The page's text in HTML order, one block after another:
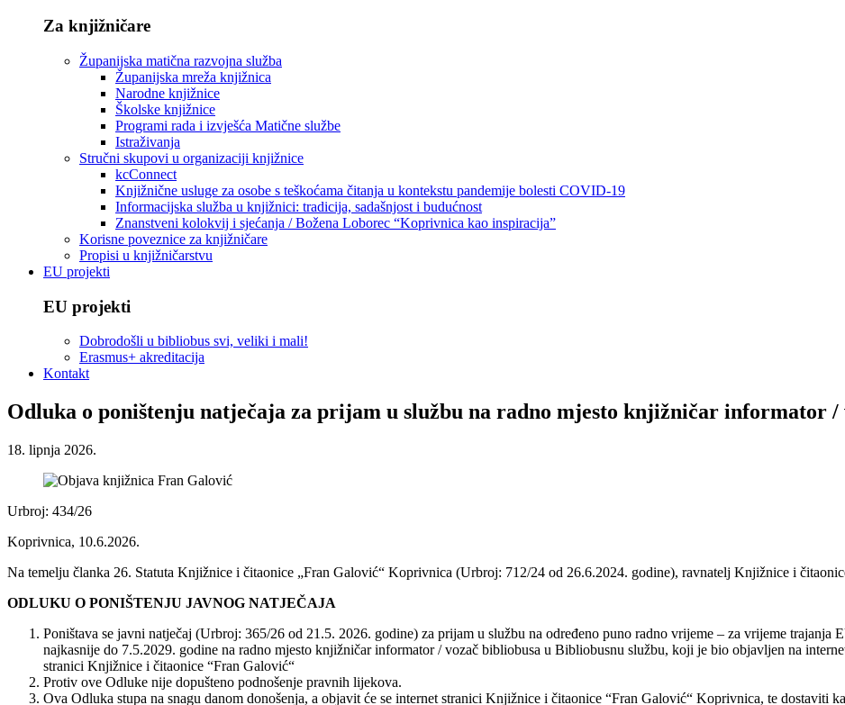
Za knjižničare
Županijska matična razvojna služba
Županijska mreža knjižnica
Narodne knjižnice
Školske knjižnice
Programi rada i izvješća Matične službe
Istraživanja
Stručni skupovi u organizaciji knjižnice
kcConnect
Knjižnične usluge za osobe s teškoćama čitanja u kontekstu pandemije bolesti COVID-19
Informacijska služba u knjižnici: tradicija, sadašnjost i budućnost
Znanstveni kolokvij i sjećanja / Božena Loborec “Koprivnica kao inspiracija”
Korisne poveznice za knjižničare
Propisi u knjižničarstvu
EU projekti
EU projekti
Dobrodošli u bibliobus svi, veliki i mali!
Erasmus+ akreditacija
Kontakt
Odluka o poništenju natječaja za prijam u službu na radno mjesto knjižničar informator /
18. lipnja 2026.
Urbroj: 434/26
Koprivnica, 10.6.2026.
Na temelju članka 26. Statuta Knjižnice i čitaonice „Fran Galović“ Koprivnica (Urbroj: 712/24 od 26.6.2024. godine), ravnatelj Knjižnice i
ODLUKU O PONIŠTENJU JAVNOG NATJEČAJA
Poništava se javni natječaj (Urbroj: 365/26 od 21.5. 2026. godine) za prijam u službu na određeno puno radno vrijeme – za vrijeme
najkasnije do 7.5.2029. godine na radno mjesto knjižničar informator / vozač bibliobusa u Bibliobusnu službu, koji je bio objavljen na
stranici Knjižnice i čitaonice “Fran Galović“
Protiv ove Odluke nije dopušteno podnošenje pravnih lijekova.
Ova Odluka stupa na snagu danom donošenja, a objavit će se internet stranici Knjižnice i čitaonice “Fran Galović“ Koprivnica, te dostaviti